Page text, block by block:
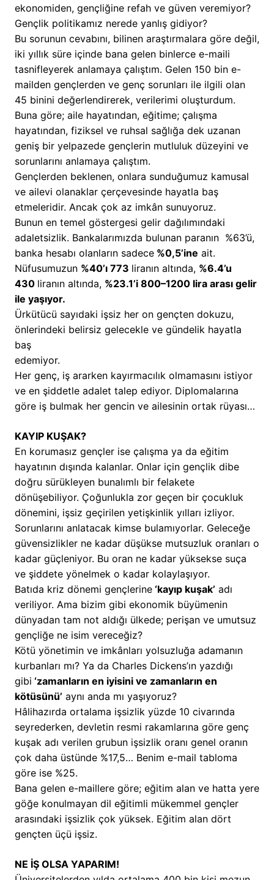
ekonomiden, gençliğine refah ve güven veremiyor?
Gençlik politikamız nerede yanlış gidiyor?
Bu sorunun cevabını, bilinen araştırmalara göre değil,
iki yıllık süre içinde bana gelen binlerce e-maili
tasnifleyerek anlamaya çalıştım. Gelen 150 bin e-
mailden gençlerden ve genç sorunları ile ilgili olan
45 binini değerlendirerek, verilerimi oluşturdum.
Buna göre; aile hayatından, eğitime; çalışma
hayatından, fiziksel ve ruhsal sağlığa dek uzanan
geniş bir yelpazede gençlerin mutluluk düzeyini ve
sorunlarını anlamaya çalıştım.
Gençlerden beklenen, onlara sunduğumuz kamusal
ve ailevi olanaklar çerçevesinde hayatla baş
etmeleridir. Ancak çok az imkân sunuyoruz.
Bunun en temel göstergesi gelir dağılımındaki
adaletsizlik. Bankalarımızda bulunan paranın %63’ü,
banka hesabı olanların sadece %0,5’ine ait.
Nüfusumuzun %40’ı 773 liranın altında, %6.4’u
430 liranın altında, %23.1’i 800–1200 lira arası gelir
ile yaşıyor.
Ürkütücü sayıdaki işsiz her on gençten dokuzu,
önlerindeki belirsiz gelecekle ve gündelik hayatla
baş
edemiyor.
Her genç, iş ararken kayırmacılık olmamasını istiyor
ve en şiddetle adalet talep ediyor. Diplomalarına
göre iş bulmak her gencin ve ailesinin ortak rüyası…
KAYIP KUŞAK?
En korumasız gençler ise çalışma ya da eğitim
hayatının dışında kalanlar. Onlar için gençlik dibe
doğru sürükleyen bunalımlı bir felakete
dönüşebiliyor. Çoğunlukla zor geçen bir çocukluk
dönemini, işsiz geçirilen yetişkinlik yılları izliyor.
Sorunlarını anlatacak kimse bulamıyorlar. Geleceğe
güvensizlikler ne kadar düşükse mutsuzluk oranları o
kadar güçleniyor. Bu oran ne kadar yüksekse suça
ve şiddete yönelmek o kadar kolaylaşıyor.
Batıda kriz dönemi gençlerine ‘kayıp kuşak’ adı
veriliyor. Ama bizim gibi ekonomik büyümenin
dünyadan tam not aldığı ülkede; perişan ve umutsuz
gençliğe ne isim vereceğiz?
Kötü yönetimin ve imkânları yolsuzluğa adamanın
kurbanları mı? Ya da Charles Dickens’ın yazdığı
gibi ‘zamanların en iyisini ve zamanların en
kötüsünü’ aynı anda mı yaşıyoruz?
Hâlihazırda ortalama işsizlik yüzde 10 civarında
seyrederken, devletin resmi rakamlarına göre genç
kuşak adı verilen grubun işsizlik oranı genel oranın
çok daha üstünde %17,5… Benim e-mail tabloma
göre ise %25.
Bana gelen e-maillere göre; eğitim alan ve hatta yere
göğe konulmayan dil eğitimli mükemmel gençler
arasındaki işsizlik çok yüksek. Eğitim alan dört
gençten üçü işsiz.
NE İŞ OLSA YAPARIM!